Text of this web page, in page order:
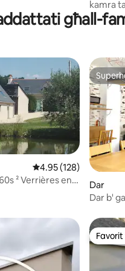
kamra
kmamar
għall-
numru ta' reviews: 296
tal-klijenti
Rating medju ta' 4.95
4.95 (128)
² Verrières en
Dar
Dar b'